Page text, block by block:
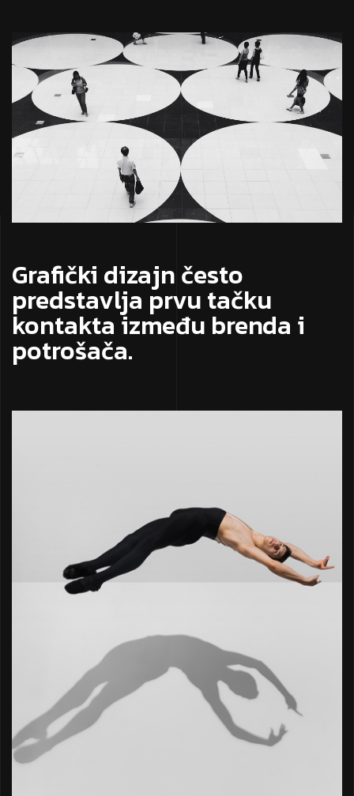
Grafički dizajn često
predstavlja prvu tačku
kontakta između brenda i
potrošača.